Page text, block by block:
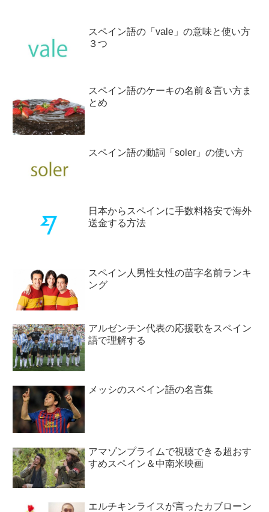
スペイン語の「vale」の意味と使い方
３つ
スペイン語のケーキの名前＆言い方ま
とめ
スペイン語の動詞「soler」の使い方
日本からスペインに手数料格安で海外
送金する方法
スペイン人男性女性の苗字名前ランキ
ング
アルゼンチン代表の応援歌をスペイン
語で理解する
メッシのスペイン語の名言集
アマゾンプライムで視聴できる超おす
すめスペイン＆中南米映画
エルチキンライスが言ったカブローン